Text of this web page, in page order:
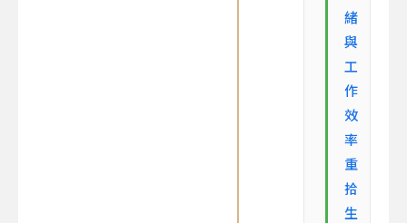
緒
與
工
作
效
率
重
拾
生